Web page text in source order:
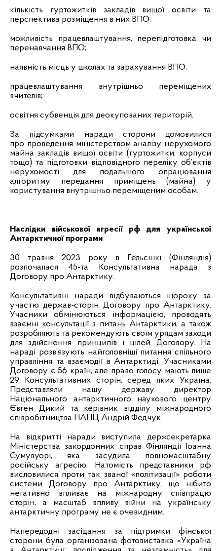
кількість гуртожитків закладів вищої освіти та
перспектива розміщення в них ВПО;
можливість працевлаштування, перепідготовка чи
перенавчання ВПО;
наявність місць у школах та зарахування ВПО;
працевлаштування внутрішньо переміщених
вчителів;
освітня субвенція для деокупованих територій.
За підсумками наради сторони домовилися
про проведення міністерством аналізу нерухомого
майна закладів вищої освіти (гуртожитки, корпуси
тощо) та підготовки відповідного переліку об’єктів
нерухомості для подальшого опрацювання
алгоритму передання приміщень (майна) у
користування внутрішньо переміщеним особам.
Наслідки військової агресії рф для української
Антарктичної програми
30 травня 2023 року в Гельсінкі (Фінляндія)
розпочалася 45-та Консультативна нарада з
Договору про Антарктику.
Консультативні наради відбуваються щороку за
участю держав-сторін Договору про Антарктику.
Учасники обмінюються інформацією, проводять
взаємні консультації з питань Антарктики, а також
розробляють та рекомендують своїм урядам заходи
для здійснення принципів і цілей Договору. На
нараді розв’язують найголовніші питання спільного
управління та взаємодії в Антарктиді. Учасниками
Договору є 56 країн, але право голосу мають лише
29 Консультативних сторін, серед яких Україна.
Представляли нашу державу директор
Національного антарктичного наукового центру
Євген Дикий та керівник відділу міжнародного
співробітництва НАНЦ Андрій Федчук.
На відкритті наради виступила держсекретарка
Міністерства закордонних справ Фінляндії Іоанна
Сумувуорі, яка засудила повномасштабну
російську агресію. Натомість представники рф
висловилися проти так званої «політизації» роботи
системи Договору про Антарктику, що нібито
негативно впливає на міжнародну співпрацю
сторін, а масштаб впливу війни на українську
антарктичну програму не є очевидним.
Напередодні засідання за підтримки фінської
сторони була організована фотовиставка «Україна